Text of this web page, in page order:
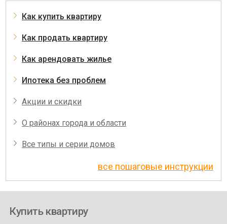
Как купить квартиру
Как продать квартиру
Как арендовать жилье
Ипотека без проблем
Акции и скидки
О районах города и области
Все типы и серии домов
все пошаговые инструкции
Купить квартиру